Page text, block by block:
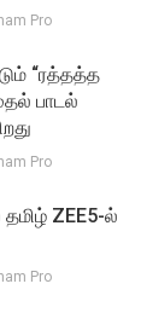
Pro
“ரத்தத்த
பாடல்
Pro
ZEE5-ல்
Pro